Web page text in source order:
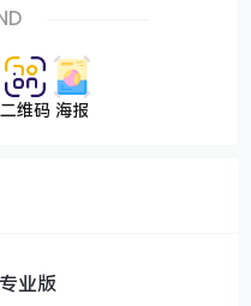
，能通过衣物直接监测
"。但更深层的价值在
监测从医院延伸到卧
他们现在采用"分布式
智能识别普及的关键
二维码 海报
业版